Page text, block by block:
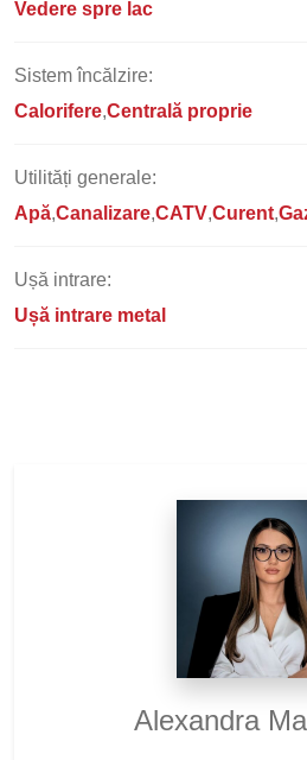
Vedere spre lac
Sistem încălzire:
Calorifere Centrală proprie
Utilități generale:
Apă Canalizare CATV Curent
Ușă intrare:
Ușă intrare metal
Alexandra